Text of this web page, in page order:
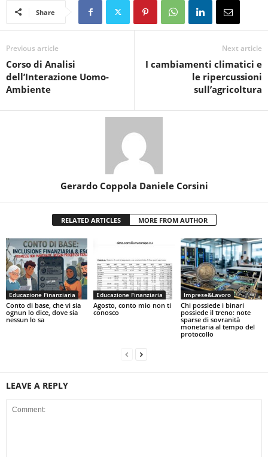
Share
Previous article
Corso di Analisi
dell’Interazione Uomo-
Ambiente
Next article
I cambiamenti climatici e
le ripercussioni
sull’agricoltura
Gerardo Coppola Daniele Corsini
RELATED ARTICLES MORE FROM AUTHOR
Educazione Finanziaria
Conto di base, che vi sia
ognun lo dice, dove sia
nessun lo sa
Educazione Finanziaria
Agosto, conto mio non ti
conosco
Imprese&Lavoro
Chi possiede i binari
possiede il treno: note
sparse di sovranità
monetaria al tempo del
protocollo
LEAVE A REPLY